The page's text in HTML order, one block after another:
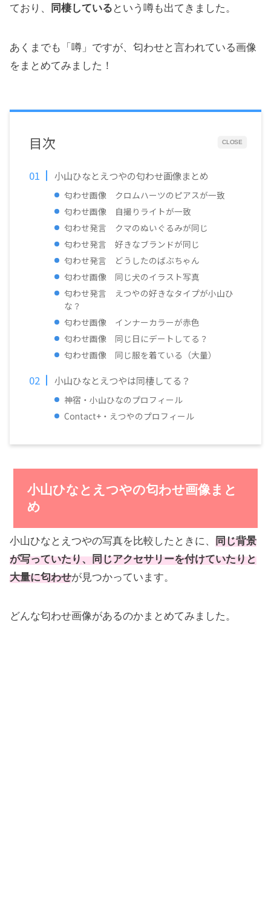
ており、
同棲している という噂も出てきました。
あくまでも「噂」ですが、匂わせと言われている画像
をまとめてみました！
CLOSE
目次
小山ひなとえつやの匂わせ画像まとめ
匂わせ画像 クロムハーツのピアスが一致
匂わせ画像 自撮りライトが一致
匂わせ発言 クマのぬいぐるみが同じ
匂わせ発言 好きなブランドが同じ
匂わせ発言 どうしたのばぶちゃん
匂わせ画像 同じ犬のイラスト写真
匂わせ発言 えつやの好きなタイプが小山ひ
な？
匂わせ画像 インナーカラーが赤色
匂わせ画像 同じ日にデートしてる？
匂わせ画像 同じ服を着ている（大量）
小山ひなとえつやは同棲してる？
神宿・小山ひなのプロフィール
Contact+・えつやのプロフィール
小山ひなとえつやの匂わせ画像まと
め
小山ひなとえつやの写真を比較したときに、同じ背景
が写っていたり、同じアクセサリーを付けていたりと
大量に匂わせが見つかっています。
どんな匂わせ画像があるのかまとめてみました。